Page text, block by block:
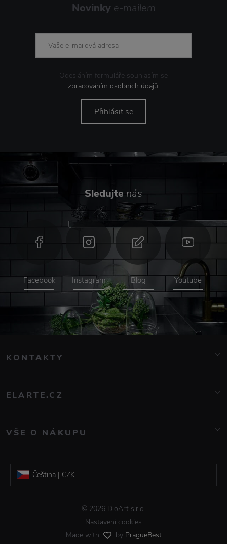
Novinky e-mailem
Odesláním formuláře souhlasím se
zpracováním osobních údajů.
Přihlásit se
Sledujte nás
Facebook Instagram Blog Youtube
KONTAKTY
776 081 000
ELARTE.CZ
Kontakt
Galerie DioArt
VŠE O NÁKUPU
Reklamace a vrácení zboží
Obchodní podmínky
Čeština | CZK
© 2026 DioArt s.r.o.
Nastavení cookies
Made with
by PragueBest